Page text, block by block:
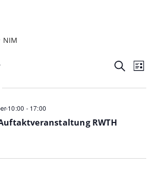
NIM
SucheListe
10:00 - 17:00
RWTH